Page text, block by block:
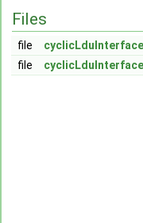
Files
file
file